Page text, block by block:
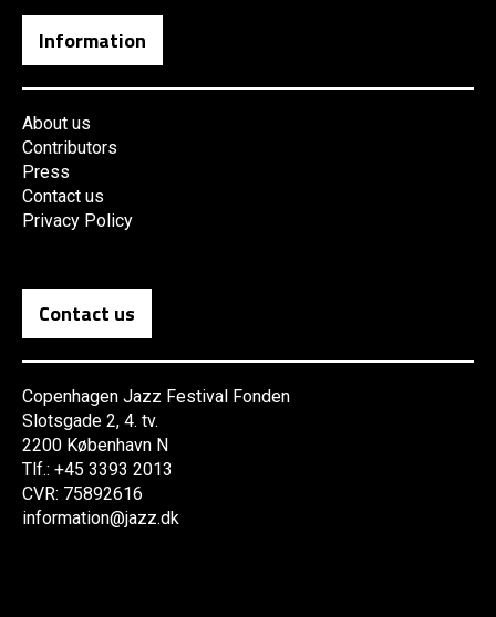
Information
About us
Contributors
Press
Contact us
Privacy Policy
Contact us
Copenhagen Jazz Festival Fonden
Slotsgade 2, 4. tv.
2200 København N
Tlf.: +45 3393 2013
CVR: 75892616
information@jazz.dk